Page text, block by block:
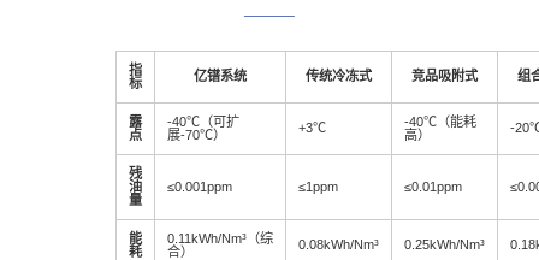
指
标
亿镨系统 传统冷冻式 竞品吸附式 组
露
点
-40℃（可扩
展-70℃）
+3℃
-40℃（能耗
高）
-
残
油
量
≤0.001ppm ≤1ppm ≤0.01ppm
能
耗
0.11kWh/Nm³（综
合）
0.08kWh/Nm³ 0.25kWh/Nm³